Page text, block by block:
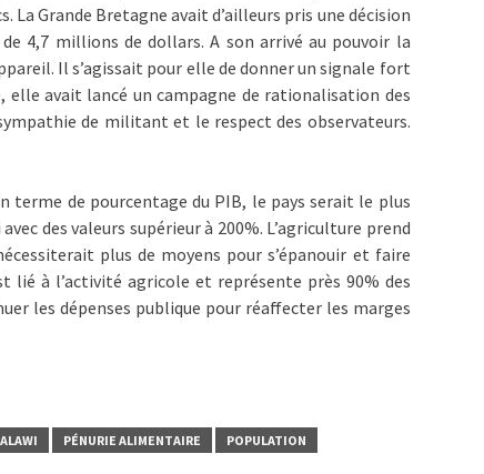
Grande Bretagne avait d’ailleurs pris une décision
4,7 millions de dollars. A son arrivé au pouvoir la
Il s’agissait pour elle de donner un signale fort
avait lancé un campagne de rationalisation des
de militant et le respect des observateurs.
terme de pourcentage du PIB, le pays serait le plus
des valeurs supérieur à 200%. L’agriculture prend
plus de moyens pour s’épanouir et faire
lié à l’activité agricole et représente près 90% des
les dépenses publique pour réaffecter les marges
PÉNURIE ALIMENTAIRE POPULATION